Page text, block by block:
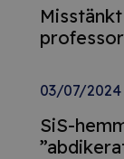
03/07/2024
SiS-